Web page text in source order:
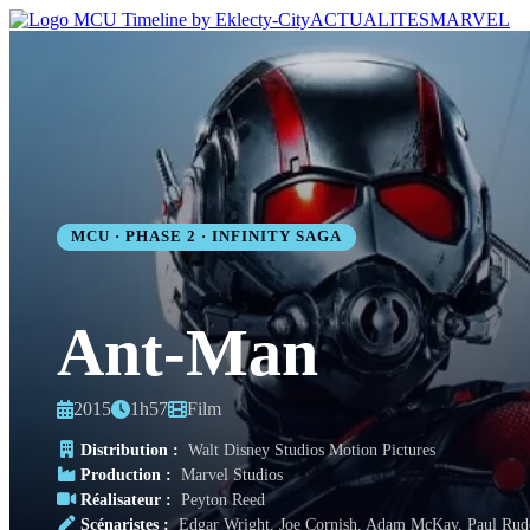
ACTUALITESMARVEL
MCU · PHASE 2 · INFINITY SAGA
Ant-Man
2015 1h57 Film
Distribution : Walt Disney Studios Motion Pictures
Production : Marvel Studios
Réalisateur : Peyton Reed
Scénaristes : Edgar Wright, Joe Cornish, Adam McKay, Paul